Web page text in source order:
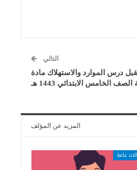
التالي
درس الموارد والاستهلاك مادة
الخامس الابتدائي 1443 هـ
المزيد عن المؤلف
عامة